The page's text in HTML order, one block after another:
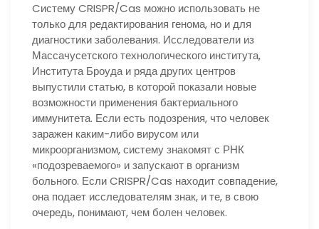
Cистему CRISPR/Cas можно использовать не
только для редактирования генома, но и для
диагностики заболевания. Исследователи из
Массачусетского технологического института,
Института Броуда и ряда других центров
выпустили статью, в которой показали новые
возможности применения бактериального
иммунитета. Если есть подозрения, что человек
заражен каким-либо вирусом или
микроорганизмом, систему знакомят с РНК
«подозреваемого» и запускают в организм
больного. Если CRISPR/Cas находит совпадение,
она подает исследователям знак, и те, в свою
очередь, понимают, чем болен человек.